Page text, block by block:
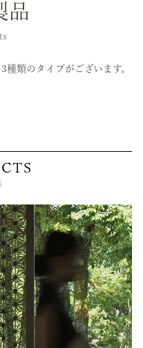
品
類のタイプがございます。